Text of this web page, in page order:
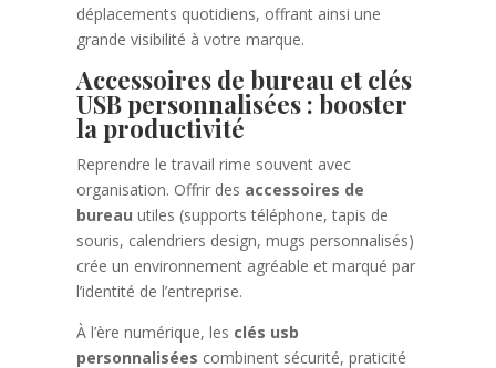
déplacements quotidiens, offrant ainsi une
grande visibilité à votre marque.
Accessoires de bureau et clés
USB personnalisées : booster
la productivité
Reprendre le travail rime souvent avec
organisation. Offrir des accessoires de
bureau utiles (supports téléphone, tapis de
souris, calendriers design, mugs personnalisés)
crée un environnement agréable et marqué par
l’identité de l’entreprise.
À l’ère numérique, les clés usb
personnalisées combinent sécurité, praticité